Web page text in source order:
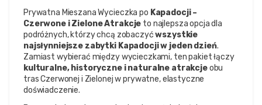
Prywatna Mieszana Wycieczka po Kapadocji –
Czerwone i Zielone Atrakcje to najlepsza opcja dla
podróżnych, którzy chcą zobaczyć wszystkie
najsłynniejsze zabytki Kapadocji w jeden dzień.
Zamiast wybierać między wycieczkami, ten pakiet łączy
kulturalne, historyczne i naturalne atrakcje obu
tras Czerwonej i Zielonej w prywatne, elastyczne
doświadczenie.